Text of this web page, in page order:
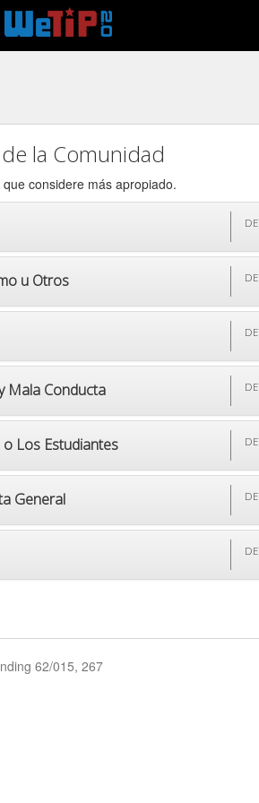
la Comunidad
considere más apropiado.
u Otros
Mala Conducta
Los Estudiantes
General
62/015, 267